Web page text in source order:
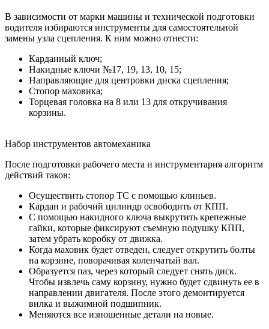
В зависимости от марки машины и технической подготовки
водителя избираются инструменты для самостоятельной
замены узла сцепления. К ним можно отнести:
Карданный ключ;
Накидные ключи №17, 19, 13, 10, 15;
Направляющие для центровки диска сцепления;
Стопор маховика;
Торцевая головка на 8 или 13 для откручивания
корзины.
Набор инструментов автомеханика
После подготовки рабочего места и инструментария алгоритм
действий таков:
Осуществить стопор ТС с помощью клиньев.
Кардан и рабочий цилиндр освободить от КПП.
С помощью накидного ключа выкрутить крепежные
гайки, которые фиксируют съемную подушку КПП,
затем убрать коробку от движка.
Когда маховик будет отведен, следует открутить болты
на корзине, поворачивая коленчатый вал.
Образуется паз, через который следует снять диск.
Чтобы извлечь саму корзину, нужно будет сдвинуть ее в
направлении двигателя. После этого демонтируется
вилка и выжимной подшипник.
Меняются все изношенные детали на новые.